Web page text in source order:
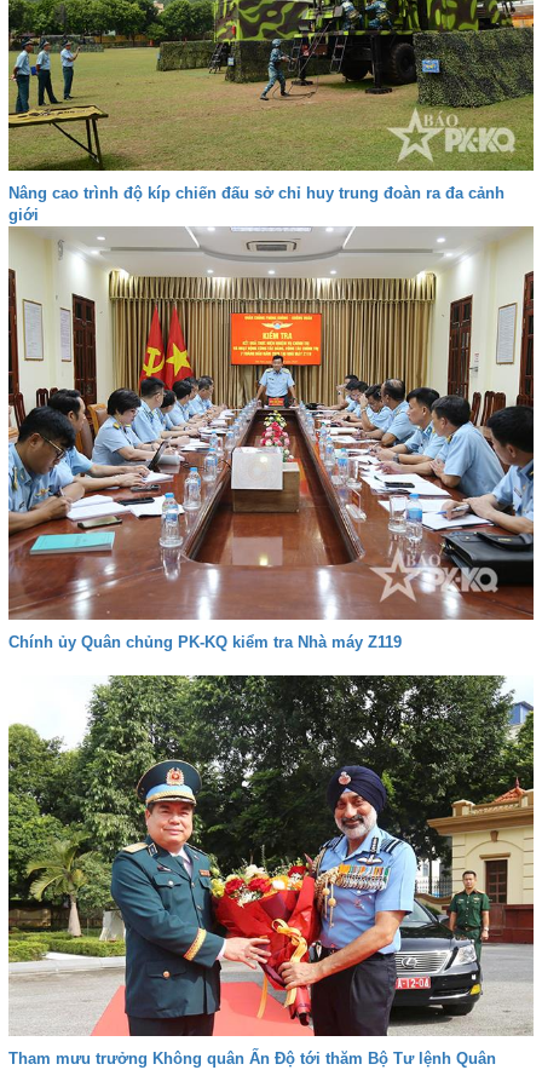
Nâng cao trình độ kíp chiến đấu sở chỉ huy trung đoàn ra đa cảnh
giới
Chính ủy Quân chủng PK-KQ kiểm tra Nhà máy Z119
Tham mưu trưởng Không quân Ấn Độ tới thăm Bộ Tư lệnh Quân